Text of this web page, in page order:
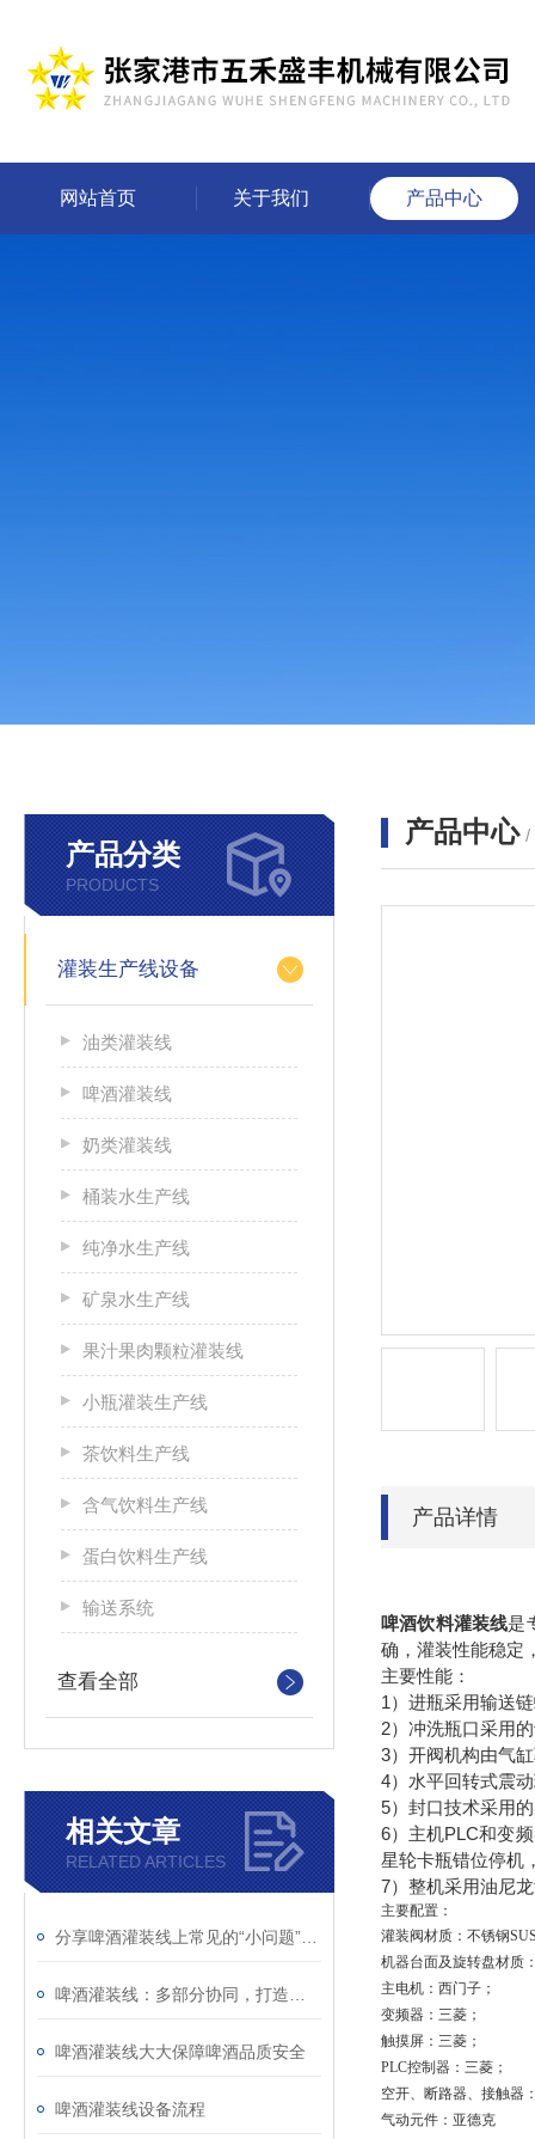
网站首页 关于我们 产品中心
产品分类
PRODUCTS
灌装生产线设备
油类灌装线
啤酒灌装线
奶类灌装线
桶装水生产线
纯净水生产线
矿泉水生产线
果汁果肉颗粒灌装线
小瓶灌装生产线
茶饮料生产线
含气饮料生产线
蛋白饮料生产线
输送系统
查看全部
相关文章
RELATED ARTICLES
啤酒灌装线大大保障啤酒品质安全
啤酒灌装线设备流程
产品中心 /
产品详情
啤酒饮料灌装线是
确，灌装性能稳定
主要性能：
1）进瓶采用输送
2）冲洗瓶口采用
3）开阀机构由气
4）水平回转式震
5）封口技术采用
6）主机PLC和变
星轮卡瓶错位停机
7）整机采用油尼
主要配置：
灌装阀材质：不锈钢
机器台面及旋转盘材质
主电机：西门子；
变频器：三菱；
触摸屏：三菱；
PLC控制器：三菱；
空开、断路器、接触器
气动元件：亚德克